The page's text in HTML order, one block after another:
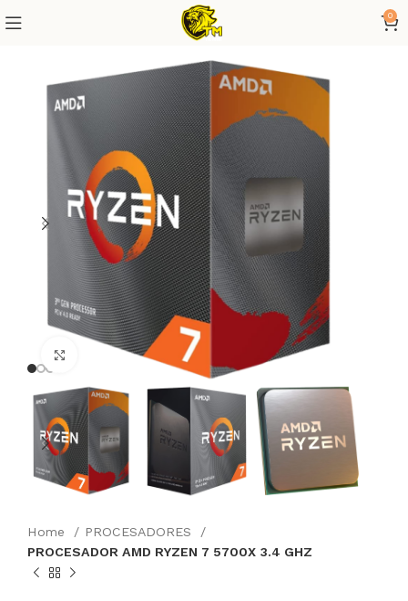
0
Click to enlarge
Home
PROCESADORES
PROCESADOR AMD RYZEN 7 5700X 3.4 GHZ